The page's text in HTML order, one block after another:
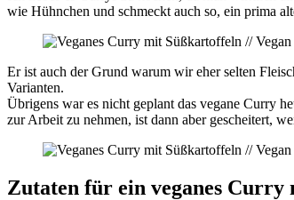
wie Hühnchen und schmeckt auch so, ein prima
Er ist auch der Grund warum wir eher selten
Varianten.
Übrigens war es nicht geplant das vegane Curry
zur Arbeit zu nehmen, ist dann aber gescheitert,
Zutaten für ein veganes